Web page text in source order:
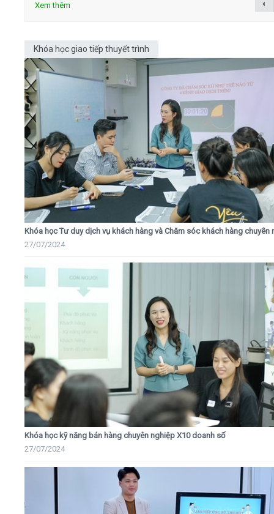
Xem thêm
Khóa học giao tiếp thuyết trình
Khóa học Tư duy dịch vụ khách hàng và Chăm sóc khách hàng chuyên
27/07/2024
Khóa học kỹ năng bán hàng chuyên nghiệp X10 doanh số
27/07/2024